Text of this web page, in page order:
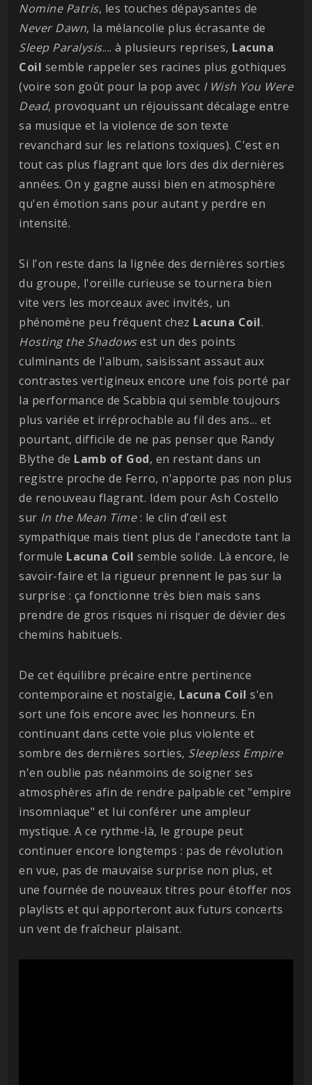
Nomine Patris, les touches dépaysantes de
Never Dawn, la mélancolie plus écrasante de
Sleep Paralysis.... à plusieurs reprises, Lacuna
Coil semble rappeler ses racines plus gothiques
(voire son goût pour la pop avec I Wish You Were
Dead, provoquant un réjouissant décalage entre
sa musique et la violence de son texte
revanchard sur les relations toxiques). C'est en
tout cas plus flagrant que lors des dix dernières
années. On y gagne aussi bien en atmosphère
qu'en émotion sans pour autant y perdre en
intensité.
Si l'on reste dans la lignée des dernières sorties
du groupe, l'oreille curieuse se tournera bien
vite vers les morceaux avec invités, un
phénomène peu fréquent chez Lacuna Coil.
Hosting the Shadowsest un des points
culminants de l'album, saisissant assaut aux
contrastes vertigineux encore une fois porté par
la performance de Scabbia qui semble toujours
plus variée et irréprochable au fil des ans... et
pourtant, difficile de ne pas penser que Randy
Blythe de Lamb of God, en restant dans un
registre proche de Ferro, n'apporte pas non plus
de renouveau flagrant. Idem pour Ash Costello
sur In the Mean Time: le clin d’œil est
sympathique mais tient plus de l'anecdote tant la
formule Lacuna Coil semble solide. Là encore, le
savoir-faire et la rigueur prennent le pas sur la
surprise : ça fonctionne très bien mais sans
prendre de gros risques ni risquer de dévier des
chemins habituels.
De cet équilibre précaire entre pertinence
contemporaine et nostalgie, Lacuna Coil s'en
sort une fois encore avec les honneurs. En
continuant dans cette voie plus violente et
sombre des dernières sorties, Sleepless Empire
n'en oublie pas néanmoins de soigner ses
atmosphères afin de rendre palpable cet "empire
insomniaque" et lui conférer une ampleur
mystique. A ce rythme-là, le groupe peut
continuer encore longtemps : pas de révolution
en vue, pas de mauvaise surprise non plus, et
une fournée de nouveaux titres pour étoffer nos
playlists et qui apporteront aux futurs concerts
un vent de fraîcheur plaisant.